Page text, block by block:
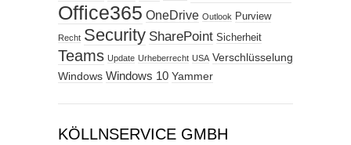
Office365 OneDrive Outlook Purview
Recht Security SharePoint Sicherheit
Teams Update Urheberrecht USA Verschlüsselung
Windows Windows 10 Yammer
KÖLLNSERVICE GMBH